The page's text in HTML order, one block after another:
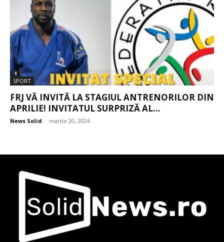
SPORT
FRJ VĂ INVITĂ LA STAGIUL ANTRENORILOR DIN
APRILIE! INVITATUL SURPRIZĂ AL...
News Solid - martie 20, 2024